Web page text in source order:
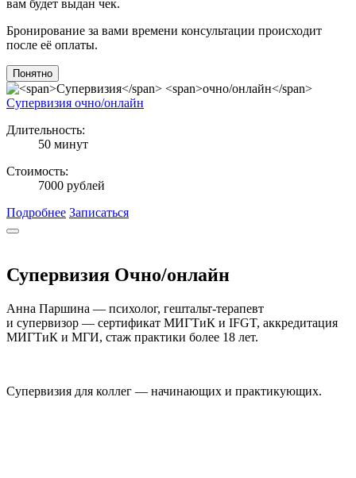
вам будет выдан чек.
Бронирование за вами времени консультации происходит
после её оплаты.
Понятно
Супервизия очно/онлайн
Длительность:
50 минут
Стоимость:
7000 рублей
Подробнее Записаться
Супервизия Очно/онлайн
Анна Паршина — психолог, гештальт-терапевт
и супервизор — сертификат МИГТиК и IFGT, аккредитация
МИГТиК и МГИ, стаж практики более 18 лет.
Супервизия для коллег — начинающих и практикующих.